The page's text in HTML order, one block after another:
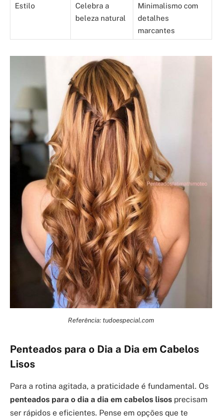
Estilo
Celebra a
beleza natural
Minimalismo com
detalhes
marcantes
Referência: tudoespecial.com
Penteados para o Dia a Dia em Cabelos
Lisos
Para a rotina agitada, a praticidade é fundamental. Os
penteados para o dia a dia em cabelos lisos precisam
ser rápidos e eficientes. Pense em opções que te